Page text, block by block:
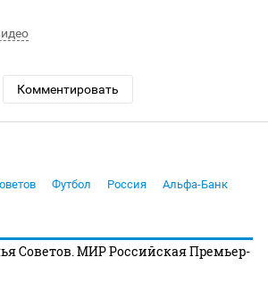
Комментировать
Футбол Россия
Альфа-Банк
Советов. МИР Российская Премьер-